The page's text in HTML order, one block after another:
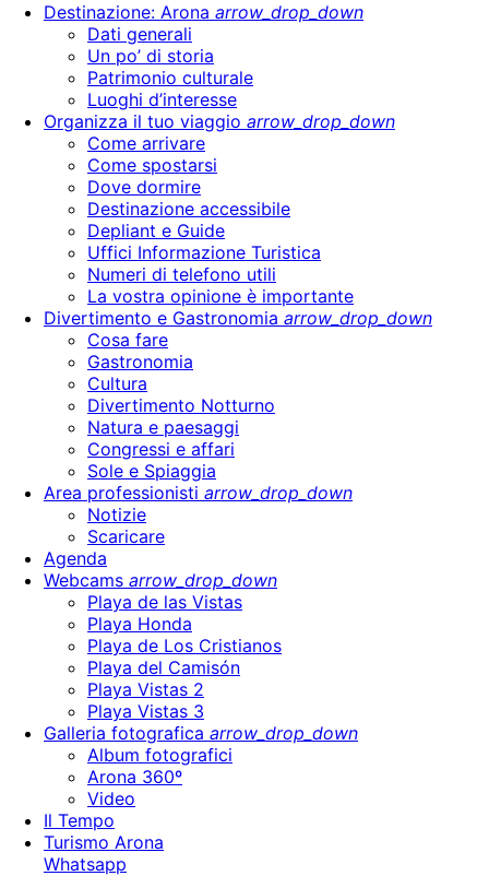
Destinazione: Arona arrow_drop_down
Dati generali
Un po’ di storia
Patrimonio culturale
Luoghi d’interesse
Organizza il tuo viaggio arrow_drop_down
Come arrivare
Come spostarsi
Dove dormire
Destinazione accessibile
Depliant e Guide
Uffici Informazione Turistica
Numeri di telefono utili
La vostra opinione è importante
Divertimento e Gastronomia arrow_drop_down
Cosa fare
Gastronomia
Cultura
Divertimento Notturno
Natura e paesaggi
Congressi e affari
Sole e Spiaggia
Area professionisti arrow_drop_down
Notizie
Scaricare
Agenda
Webcams arrow_drop_down
Playa de las Vistas
Playa Honda
Playa de Los Cristianos
Playa del Camisón
Playa Vistas 2
Playa Vistas 3
Galleria fotografica arrow_drop_down
Album fotografici
Arona 360º
Video
Il Tempo
Turismo Arona
Whatsapp